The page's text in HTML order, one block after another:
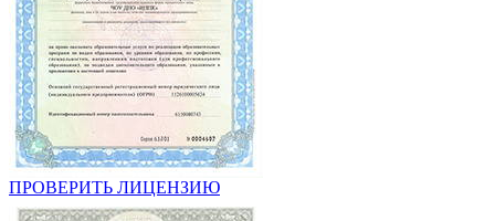
ПРОВЕРИТЬ ЛИЦЕНЗИЮ